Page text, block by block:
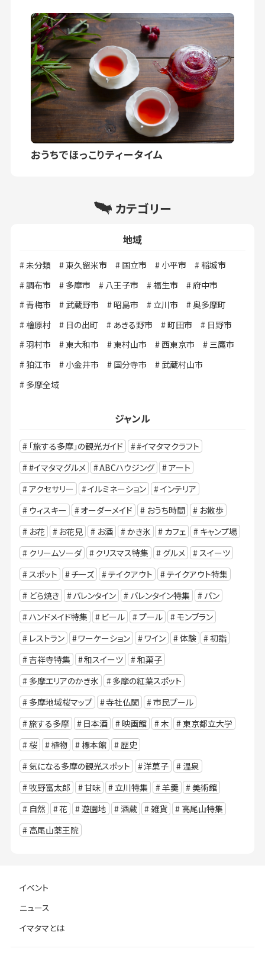
おうちでほっこりティータイム
カテゴリー
地域
未分類 東久留米市 国立市 小平市
稲城市
調布市
多摩市 八王子市 福生市
府中市
青梅市
武蔵野市 昭島市 立川市
奥多摩町
檜原村
日の出町 あきる野市 町田市
日野市
羽村市
東大和市 東村山市 西東京市
三鷹市
狛江市
小金井市 国分寺市
武蔵村山市
多摩全域
ジャンル
「旅する多摩」の観光ガイド
#イマタマクラフト
#イマタマグルメ
ABCハウジング
アート
アクセサリー
イルミネーション
インテリア
ウィスキー
オーダーメイド おうち時間
お散歩
お花
お花見 お酒 かき氷 カフェ
キャンプ場
クリームソーダ
クリスマス特集 グルメ
スイーツ
スポット
チーズ テイクアウト
テイクアウト特集
どら焼き
バレンタイン バレンタイン特集
パン
ハンドメイド特集
ビール プール
モンブラン
レストラン
ワーケーション ワイン 体験
初詣
吉祥寺特集
和スイーツ
和菓子
多摩エリアのかき氷
多摩の紅葉スポット
多摩地域桜マップ
寺社仏閣
市民プール
旅する多摩
日本酒 映画館 木
東京都立大学
桜
植物 標本館
歴史
気になる多摩の観光スポット
洋菓子
温泉
牧野富太郎
甘味 立川特集 羊羹
美術館
自然
花 遊園地 酒蔵 雑貨
高尾山特集
高尾山薬王院
イベント
ニュース
イマタマとは